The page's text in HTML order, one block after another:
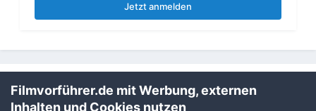
Jetzt anmelden
Teilen Folgen
Filmvorführer.de mit Werbung, externen
Inhalten und Cookies nutzen